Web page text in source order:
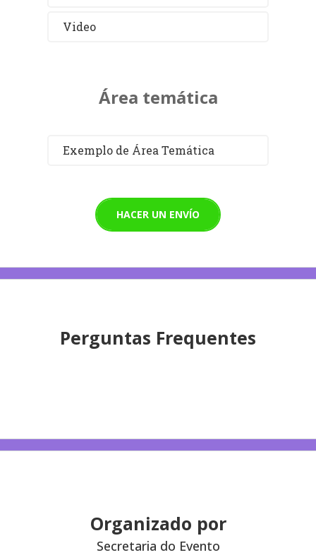
Video
Área temática
Exemplo de Área Temática
HACER UN ENVÍO
Perguntas Frequentes
Organizado por
Secretaria do Evento